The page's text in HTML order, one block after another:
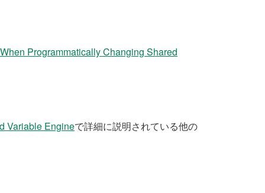
Programmatically Changing Shared
Variable Engineで詳細に説明されている他の